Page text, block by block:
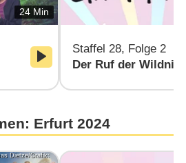
24 Min
Staffel 28, Folge 2
Der Ruf der Wildnis
Erfurt 2024
Dietze/Grafik: